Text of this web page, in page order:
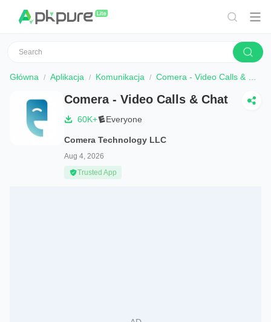
Główna Aplikacja Komunikacja Comera - Video Calls & Chat
Comera - Video Calls & Chat
60K+ Everyone
Comera Technology LLC
Aug 4, 2026
Trusted App